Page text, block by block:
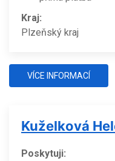
Kraj:
Plzeňský kraj
VÍCE INFORMACÍ
Kuželková
Poskytuji: